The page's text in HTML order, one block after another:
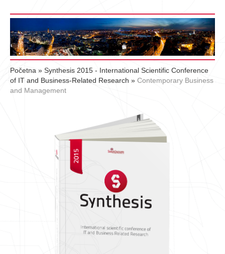
Početna » Synthesis 2015 - International Scientific Conference
of IT and Business-Related Research » Contemporary Business
and Management